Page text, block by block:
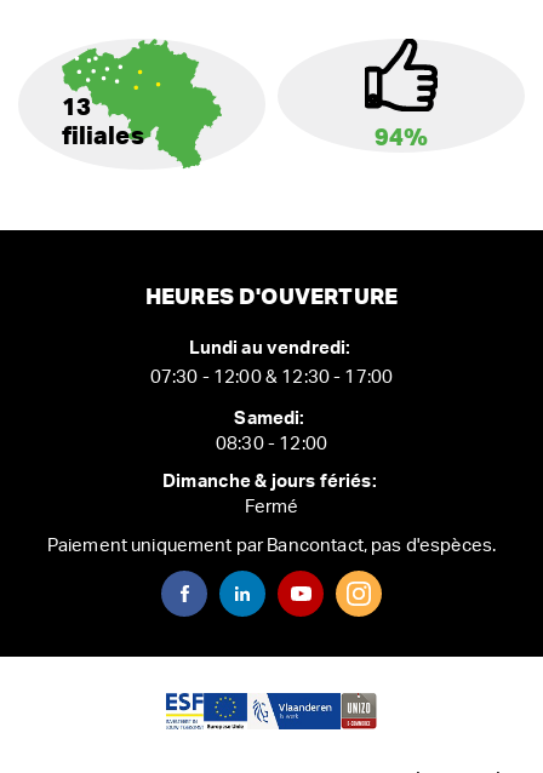
13
filiales
94%
HEURES D'OUVERTURE
Lundi au vendredi:
07:30 - 12:00 & 12:30 - 17:00
Samedi:
08:30 - 12:00
Dimanche & jours fériés:
Fermé
Paiement uniquement par Bancontact, pas d'espèces.